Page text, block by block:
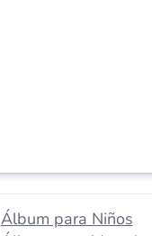
Álbum para Niños